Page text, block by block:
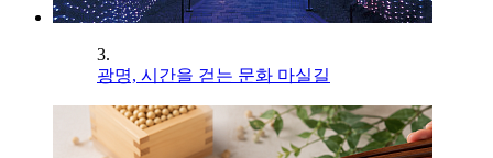
3.
광명, 시간을 걷는 문화 마실길